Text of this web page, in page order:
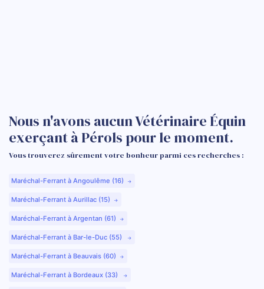
Nous n'avons aucun Vétérinaire Équin
exerçant à Pérols pour le moment.
Vous trouverez sûrement votre bonheur parmi ces recherches :
Maréchal-Ferrant à Angoulême (16)
Maréchal-Ferrant à Aurillac (15)
Maréchal-Ferrant à Argentan (61)
Maréchal-Ferrant à Bar-le-Duc (55)
Maréchal-Ferrant à Beauvais (60)
Maréchal-Ferrant à Bordeaux (33)